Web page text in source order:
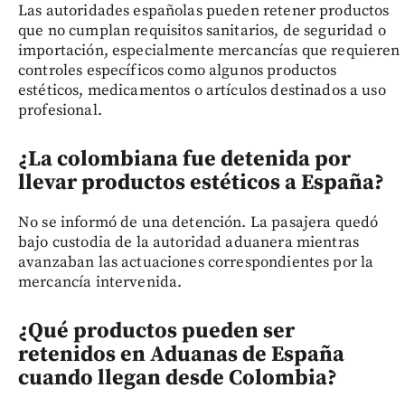
Las autoridades españolas pueden retener productos
que no cumplan requisitos sanitarios, de seguridad o
importación, especialmente mercancías que requieren
controles específicos como algunos productos
estéticos, medicamentos o artículos destinados a uso
profesional.
¿La colombiana fue detenida por
llevar productos estéticos a España?
No se informó de una detención. La pasajera quedó
bajo custodia de la autoridad aduanera mientras
avanzaban las actuaciones correspondientes por la
mercancía intervenida.
¿Qué productos pueden ser
retenidos en Aduanas de España
cuando llegan desde Colombia?